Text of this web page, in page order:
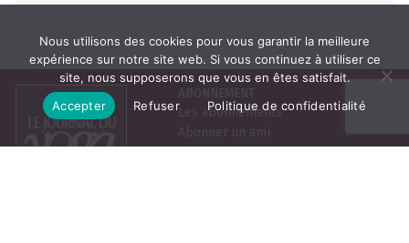
ABONNEMENT
Les abonnements
Abonner un ami
Se connecter
Nous utilisons des cookies pour vous garantir la meilleure
expérience sur notre site web. Si vous continuez à utiliser ce
site, nous supposerons que vous en êtes satisfait.
Accepter
Refuser Politique de confidentialité